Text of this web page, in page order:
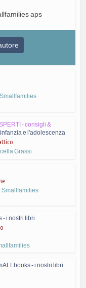
aps
Smallfamilies
- consigli &
e l'adolescenza
Grassi
Smallfamilies
- i nostri libri
- i nostri libri